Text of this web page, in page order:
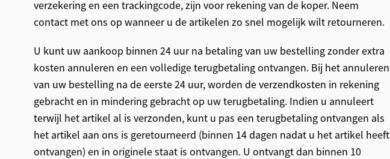
verzekering en een trackingcode, zijn voor rekening van de koper. Neem
contact met ons op wanneer u de artikelen zo snel mogelijk wilt retourneren.
U kunt uw aankoop binnen 24 uur na betaling van uw bestelling zonder extra
kosten annuleren en een volledige terugbetaling ontvangen. Bij het annuleren
van uw bestelling na de eerste 24 uur, worden de verzendkosten in rekening
gebracht en in mindering gebracht op uw terugbetaling. Indien u annuleert
terwijl het artikel al is verzonden, kunt u pas een terugbetaling ontvangen als
het artikel aan ons is geretourneerd (binnen 14 dagen nadat u het artikel heeft
ontvangen) en in originele staat is ontvangen. U ontvangt dan binnen 10